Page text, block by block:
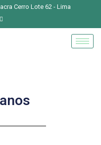
Cerro Lote 62 - Lima